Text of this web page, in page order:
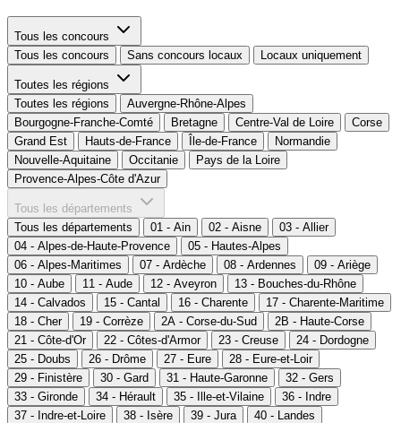
Tous les concours
Tous les concours
Sans concours locaux Locaux uniquement
Toutes les régions
Toutes les régions
Auvergne-Rhône-Alpes
Bourgogne-Franche-Comté
Bretagne Centre-Val de Loire
Corse
Grand Est
Hauts-de-France Île-de-France
Normandie
Nouvelle-Aquitaine
Occitanie
Pays de la Loire
Provence-Alpes-Côte d'Azur
Tous les départements
Tous les départements
01 - Ain 02 - Aisne
03 - Allier
04 - Alpes-de-Haute-Provence
05 - Hautes-Alpes
06 - Alpes-Maritimes
07 - Ardèche 08 - Ardennes
09 - Ariège
10 - Aube
11 - Aude 12 - Aveyron
13 - Bouches-du-Rhône
14 - Calvados
15 - Cantal 16 - Charente
17 - Charente-Maritime
18 - Cher
19 - Corrèze 2A - Corse-du-Sud
2B - Haute-Corse
21 - Côte-d'Or
22 - Côtes-d'Armor 23 - Creuse
24 - Dordogne
25 - Doubs
26 - Drôme 27 - Eure
28 - Eure-et-Loir
29 - Finistère
30 - Gard 31 - Haute-Garonne
32 - Gers
33 - Gironde
34 - Hérault 35 - Ille-et-Vilaine
36 - Indre
37 - Indre-et-Loire
38 - Isère 39 - Jura
40 - Landes